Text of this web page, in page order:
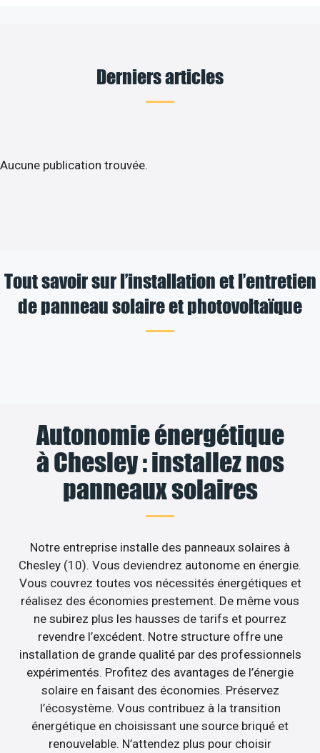
Derniers articles
Aucune publication trouvée.
Tout savoir sur l’installation et l’entretien
de panneau solaire et photovoltaïque
Autonomie énergétique
à Chesley : installez nos
panneaux solaires
Notre entreprise installe des panneaux solaires à
Chesley (10). Vous deviendrez autonome en énergie.
Vous couvrez toutes vos nécessités énergétiques et
réalisez des économies prestement. De même vous
ne subirez plus les hausses de tarifs et pourrez
revendre l’excédent. Notre structure offre une
installation de grande qualité par des professionnels
expérimentés. Profitez des avantages de l’énergie
solaire en faisant des économies. Préservez
l’écosystème. Vous contribuez à la transition
énergétique en choisissant une source briqué et
renouvelable. N’attendez plus pour choisir